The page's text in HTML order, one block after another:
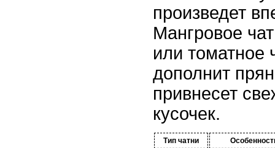
произведет
Мангровое
или томатное
дополнит
привнесет
кусочек.
Тип чатни